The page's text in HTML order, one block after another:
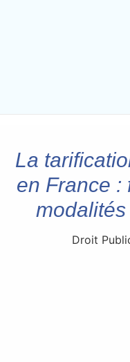
La
en France :
Droit